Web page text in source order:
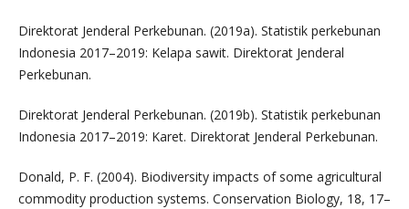
Direktorat Jenderal Perkebunan. (2019a). Statistik perkebunan
Indonesia 2017–2019: Kelapa sawit. Direktorat Jenderal
Perkebunan.
Direktorat Jenderal Perkebunan. (2019b). Statistik perkebunan
Indonesia 2017–2019: Karet. Direktorat Jenderal Perkebunan.
Donald, P. F. (2004). Biodiversity impacts of some agricultural
commodity production systems. Conservation Biology, 18, 17–